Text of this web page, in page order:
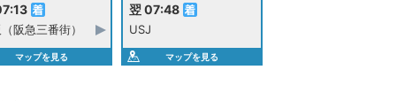
阪急三番街）
マップを見る
翌 07:48
USJ
マップを見る